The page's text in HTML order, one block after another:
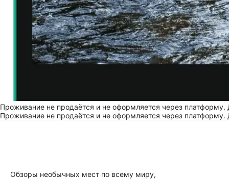
Проживание не продаётся и не оформляется через
Проживание не продаётся и не оформляется через
Обзоры необычных мест по всему миру,